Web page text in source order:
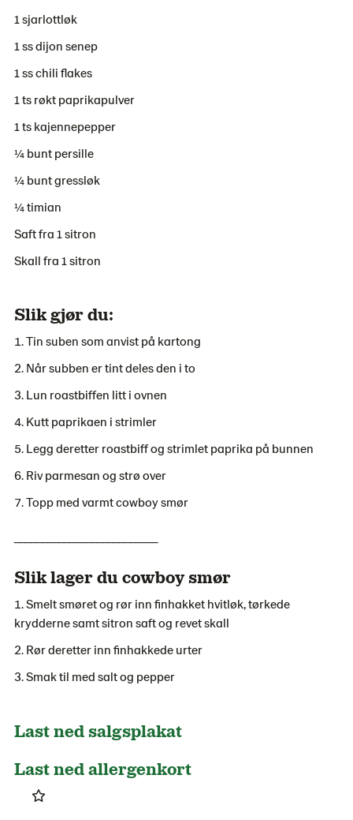
1 sjarlottløk
1 ss dijon senep
1 ss chili flakes
1 ts røkt paprikapulver
1 ts kajennepepper
¼ bunt persille
¼ bunt gressløk
¼ timian
Saft fra 1 sitron
Skall fra 1 sitron
Slik gjør du:
Tin suben som anvist på kartong
Når subben er tint deles den i to
Lun roastbiffen litt i ovnen
Kutt paprikaen i strimler
Legg deretter roastbiff og strimlet paprika på bunnen
Riv parmesan og strø over
Topp med varmt cowboy smør
Slik lager du cowboy smør
Smelt smøret og rør inn finhakket hvitløk, tørkede
krydderne samt sitron saft og revet skall
Rør deretter inn finhakkede urter
Smak til med salt og pepper
Last ned salgsplakat
Last ned allergenkort